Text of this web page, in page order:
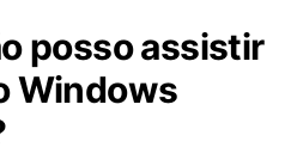
posso assistir
Windows